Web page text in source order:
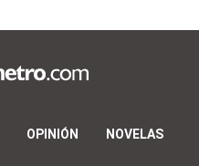
OPINIÓN NOVELAS